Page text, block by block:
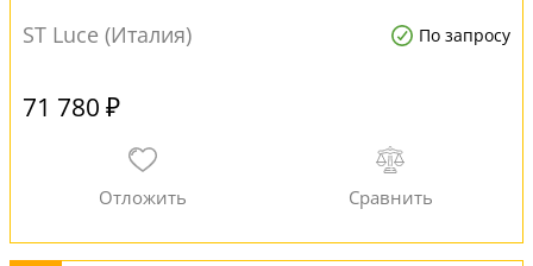
ST Luce (Италия) По запросу
71 780 ₽